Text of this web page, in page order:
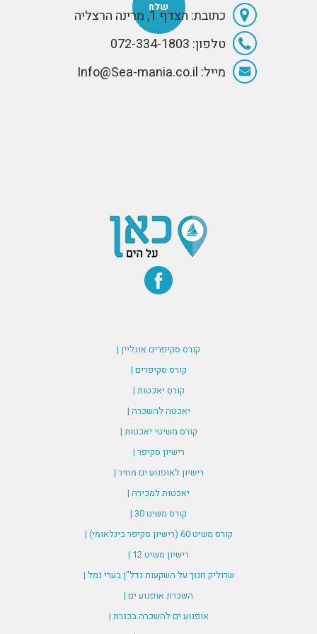
כמנוע עזר.
כתובת: הצדף 1, מרינה הרצליה
טלפון: 072-334-1803
מייל: Info@Sea-mania.co.il
קורס סקיפרים אונליין |
קורס סקיפרים |
קורס יאכטות |
יאכטה להשכרה |
קורס משיטי יאכטות |
רישיון סקיפר |
רישיון לאופנוע ים מחיר |
יאכטות למכירה |
קורס משיט 30 |
קורס משיט 60 (רישיון סקיפר בינלאומי) |
רישיון משיט 12 |
שרוליק חנוך על השקעות נדל"ן בערי נמל |
השכרת אופנוע ים |
אופנוע ים להשכרה בכנרת |